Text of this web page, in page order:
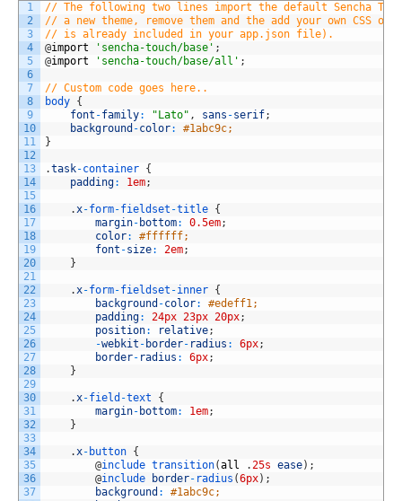
1
2
3
4
5
6
7
8
9
10
11
12
13
14
15
16
17
18
19
20
21
22
23
24
25
26
27
28
29
30
31
32
33
34
35
36
37
// The following two lines import the default Sencha
// a new theme, remove them and the add your own CSS
// is already included in your app.json file).
@import 'sencha-touch/base' ;
@import 'sencha-touch/base/all' ;
// Custom code goes here..
body {
font -family: "Lato" , sans -serif;
background -color:
#1abc9c;
}
.task-container {
padding: 1em;
.x-form-fieldset -title {
margin- bottom: 0.5em;
color:
#ffffff;
font -size: 2em;
}
.x-form-fieldset -inner {
background -color:
#edeff1;
padding: 24px 23px 20px;
position: relative;
-webkit - border- radius : 6px;
border- radius : 6px;
}
.x-field -text
{
margin- bottom: 1em;
}
.x- button {
@include transition(all .25s ease) ;
@include border- radius (6px) ;
background :
#1abc9c;